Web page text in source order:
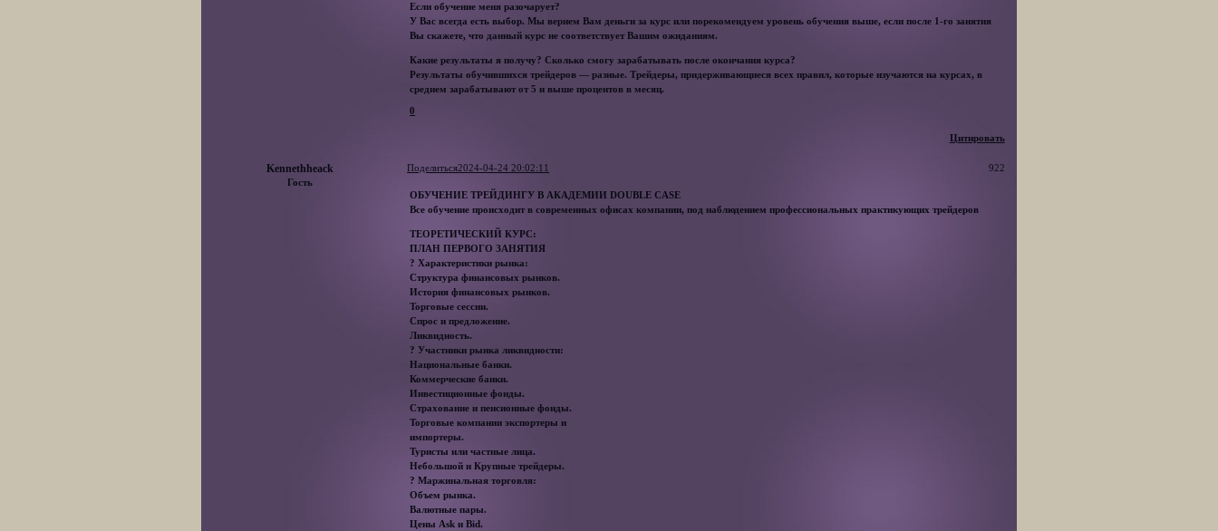
Если обучение меня разочарует?
У Вас всегда есть выбор. Мы вернем Вам деньги за курс или порекомендуем уровень обучения выше, если после 1-го занятия
Вы скажете, что данный курс не соответствует Вашим ожиданиям.
Какие результаты я получу? Сколько смогу зарабатывать после окончания курса?
Результаты обучившихся трейдеров — разные. Трейдеры, придерживающиеся всех правил, которые изучаются на курсах, в
среднем зарабатывают от 5 и выше процентов в месяц.
0
Цитировать
Поделиться 922
2024-04-24 20:02:11
Kennethheack
Гость
ОБУЧЕНИЕ ТРЕЙДИНГУ В АКАДЕМИИ DOUBLE CASE
Все обучение происходит в современных офисах компании, под наблюдением профессиональных практикующих трейдеров
ТЕОРЕТИЧЕСКИЙ КУРС:
ПЛАН ПЕРВОГО ЗАНЯТИЯ
? Характеристики рынка:
Структура финансовых рынков.
История финансовых рынков.
Торговые сессии.
Спрос и предложение.
Ликвидность.
? Участники рынка ликвидности:
Национальные банки.
Коммерческие банки.
Инвестиционные фонды.
Страхование и пенсионные фонды.
Торговые компании экспортеры и
импортеры.
Туристы или частные лица.
Небольшой и Крупные трейдеры.
? Маржинальная торговля:
Объем рынка.
Валютные пары.
Цены Ask и Bid.